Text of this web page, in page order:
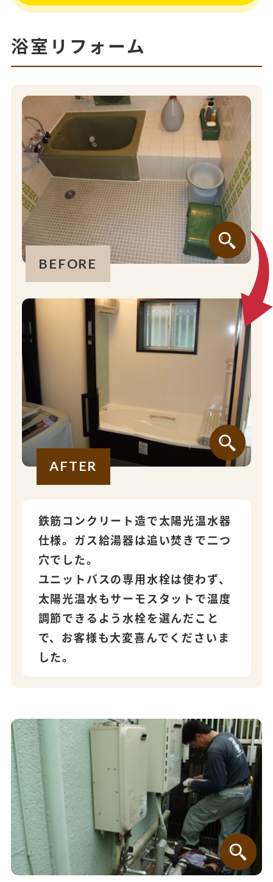
浴室リフォーム
BEFORE
AFTER
鉄筋コンクリート造で太陽光温水器
仕様。ガス給湯器は追い焚きで二つ
穴でした。
ユニットバスの専用水栓は使わず、
太陽光温水もサーモスタットで温度
調節できるよう水栓を選んだこと
で、お客様も大変喜んでくださいま
した。